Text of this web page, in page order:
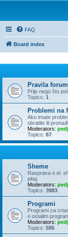
FAQ
Board index
Pravila
Prije nego što
Topics: 1
Problemi na
Ako imate
obratite ili
Moderators:
Topics: 67
Sheme
Rasprava o el.
pitaj.
Moderators:
Topics: 3983
Programi
Programi za
o ostalim
Moderators:
Topics: 595